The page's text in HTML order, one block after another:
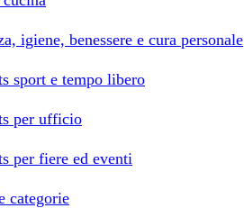
igiene, benessere e cura personale
sport e tempo libero
per ufficio
per fiere ed eventi
categorie